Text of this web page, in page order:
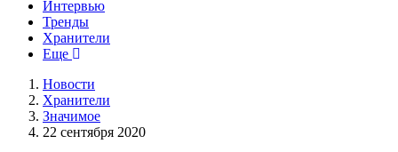
Интервью
Тренды
Хранители
Еще
Новости
Хранители
Значимое
22 сентября 2020